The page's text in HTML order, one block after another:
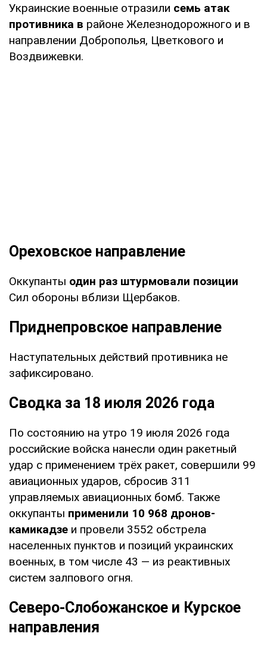
Украинские военные отразили семь атак
противника в районе Железнодорожного и в
направлении Доброполья, Цветкового и
Воздвижевки.
Ореховское направление
Оккупанты один раз штурмовали позиции
Сил обороны вблизи Щербаков.
Приднепровское направление
Наступательных действий противника не
зафиксировано.
Сводка за 18 июля 2026 года
По состоянию на утро 19 июля 2026 года
российские войска нанесли один ракетный
удар с применением трёх ракет, совершили 99
авиационных ударов, сбросив 311
управляемых авиационных бомб. Также
оккупанты применили 10 968 дронов-
камикадзе и провели 3552 обстрела
населенных пунктов и позиций украинских
военных, в том числе 43 — из реактивных
систем залпового огня.
Северо-Слобожанское и Курское
направления